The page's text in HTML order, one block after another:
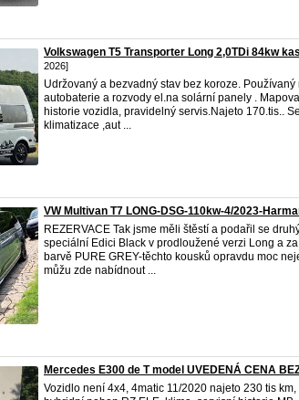
Volkswagen T5 Transporter Long 2,0TDi 84kw
2026]
Udržovaný a bezvadný stav bez koroze.
autobaterie a rozvody el.na solární panely .
historie vozidla, pravidelný servis.Najeto 170.tis..
klimatizace ,aut ...
VW Multivan T7 LONG-DSG-110kw-4/2023-
REZERVACE Tak jsme měli štěstí a podařil se
speciální Edici Black v prodloužené verzi Long a
barvě PURE GREY-těchto kousků opravdu moc
můžu zde nabídnout ...
Mercedes E300 de T model UVEDENÁ CENA
Vozidlo není 4x4, 4matic 11/2020 najeto 230 tis